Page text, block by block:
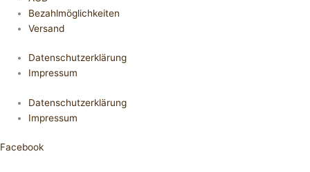
Bezahlmöglichkeiten
Versand
Datenschutzerklärung
Impressum
Datenschutzerklärung
Impressum
Facebook